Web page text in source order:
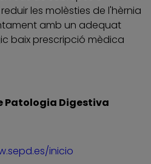
les molèsties de l'hèrnia
amb un adequat
baix prescripció mèdica
Patologia Digestiva
inicio